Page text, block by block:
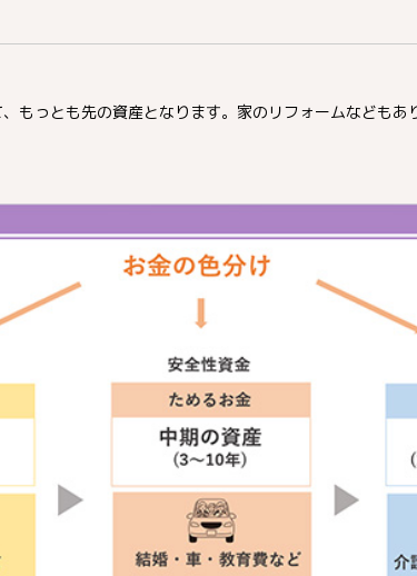
もっとも先の資産となります。家のリフォームなどもあ